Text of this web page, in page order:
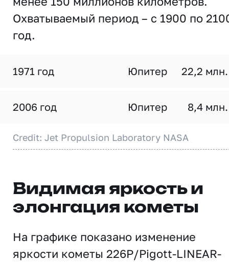
Охватываемый период – с 1900 по
год.
1971 год Юпитер 22,2
2006 год Юпитер 8,4
Credit: Jet Propulsion Laboratory NASA
Видимая яркость и
элонгация кометы
На графике показано изменение
яркости кометы 226P/Pigott-LINEAR-